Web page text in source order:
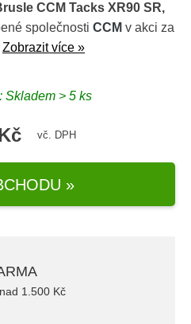
CCM Tacks XR90 SR,
společnosti CCM v akci za
Zobrazit více »
Skladem > 5 ks
vč. DPH
»
1.500 Kč